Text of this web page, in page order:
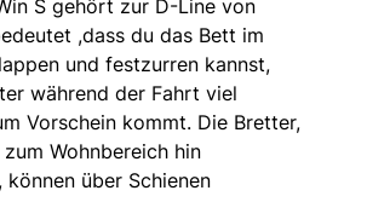
S gehört zur D-Line von
,dass du das Bett im
und festzurren kannst,
während der Fahrt viel
Vorschein kommt. Die Bretter,
Wohnbereich hin
können über Schienen